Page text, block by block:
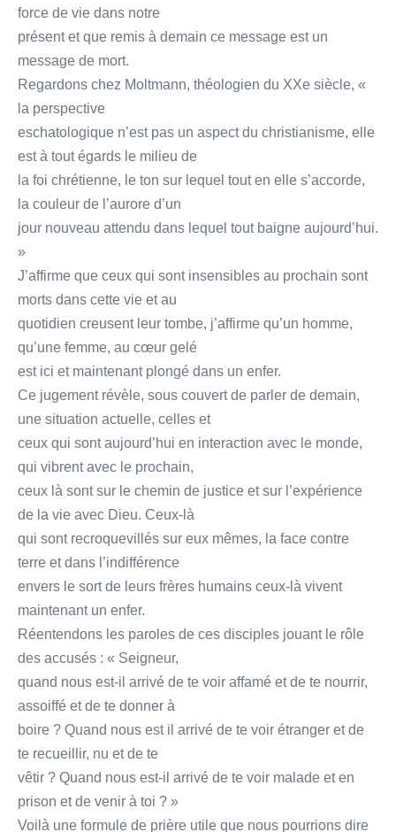
force de vie dans notre
présent et que remis à demain ce message est un
message de mort.
Regardons chez Moltmann, théologien du XXe siècle, «
la perspective
eschatologique n’est pas un aspect du christianisme, elle
est à tout égards le milieu de
la foi chrétienne, le ton sur lequel tout en elle s’accorde,
la couleur de l’aurore d’un
jour nouveau attendu dans lequel tout baigne aujourd’hui.
»
J’affirme que ceux qui sont insensibles au prochain sont
morts dans cette vie et au
quotidien creusent leur tombe, j’affirme qu’un homme,
qu’une femme, au cœur gelé
est ici et maintenant plongé dans un enfer.
Ce jugement révèle, sous couvert de parler de demain,
une situation actuelle, celles et
ceux qui sont aujourd’hui en interaction avec le monde,
qui vibrent avec le prochain,
ceux là sont sur le chemin de justice et sur l’expérience
de la vie avec Dieu. Ceux-là
qui sont recroquevillés sur eux mêmes, la face contre
terre et dans l’indifférence
envers le sort de leurs frères humains ceux-là vivent
maintenant un enfer.
Réentendons les paroles de ces disciples jouant le rôle
des accusés : « Seigneur,
quand nous est-il arrivé de te voir affamé et de te nourrir,
assoiffé et de te donner à
boire ? Quand nous est il arrivé de te voir étranger et de
te recueillir, nu et de te
vêtir ? Quand nous est-il arrivé de te voir malade et en
prison et de venir à toi ? »
Voilà une formule de prière utile que nous pourrions dire